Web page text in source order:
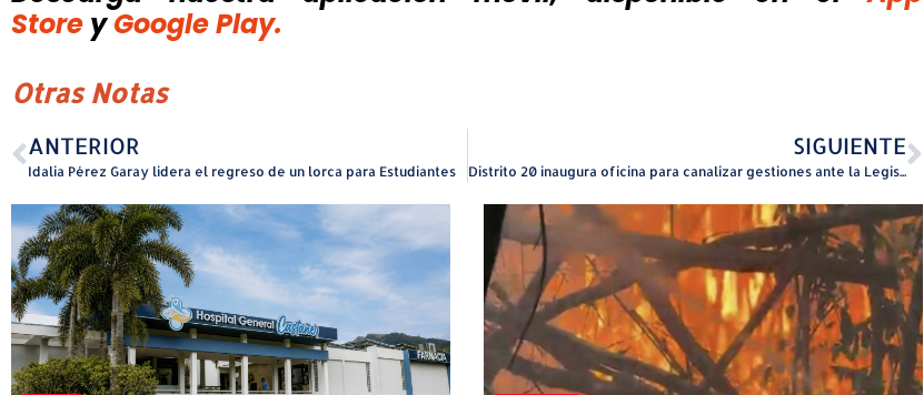
Store y Google Play.
Otras Notas
ANTERIOR
Idalia Pérez Garay lidera el regreso de un lorca para Estudiantes
SIGUIENTE
Distrito 20 inaugura oficina para canalizar gestiones ante la Legislatura